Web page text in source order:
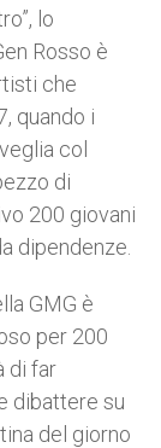
lo
Rosso è
che
quando i
col
di
200 giovani
dipendenze.
GMG è
per 200
di far
dibattere su
del giorno